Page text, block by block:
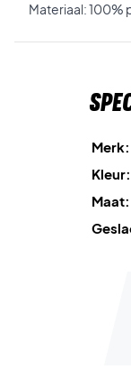
Materiaal: 100%
Merk:
Kleur:
Maat: